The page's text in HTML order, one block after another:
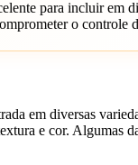
para incluir em
o controle
em diversas
e cor. Algumas